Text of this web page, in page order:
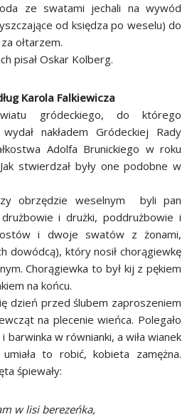
ze swatami jechali na wywód
od księdza po weselu) do
ołtarzem.
pisał Oskar Kolberg.
Karola Falkiewicza
gródeckiego, do którego
nakładem Gródeckiej Rady
Adolfa Brunickiego w roku
stwierdzał były one podobne w
obrzędzie weselnym byli pan
i drużki, poddrużbowie i
i dwoje swatów z żonami,
dowódcą), który nosił chorągiewkę
Chorągiewka to był kij z pękiem
na końcu.
dzień przed ślubem zaproszeniem
na plecenie wieńca. Polegało
barwinka w równianki, a wiła wianek
to robić, kobieta zamężna.
śpiewały:
w lisi berezeńka,